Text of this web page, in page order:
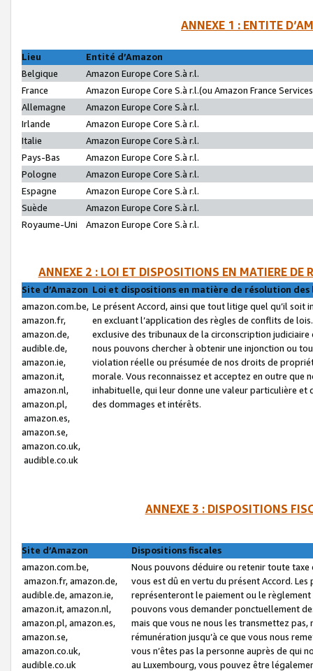
ANNEXE 1 : ENTITE
Lieu
Entité d’Amazon
Belgique
Amazon Europe Core S.à r.l.
France
Amazon Europe Core S.à r.l.(ou Amazon France
Allemagne
Amazon Europe Core S.à r.l.
Irlande
Amazon Europe Core S.à r.l.
Italie
Amazon Europe Core S.à r.l.
Pays-Bas
Amazon Europe Core S.à r.l.
Pologne
Amazon Europe Core S.à r.l.
Espagne
Amazon Europe Core S.à r.l.
Suède
Amazon Europe Core S.à r.l.
Royaume-Uni
Amazon Europe Core S.à r.l.
ANNEXE 2 : LOI ET DISPOSITIONS EN MATIERE DE
Site d’Amazon Loi et dispositions en matière de résolution
amazon.com.be,
amazon.fr,
amazon.de,
audible.de,
amazon.ie,
amazon.it,
amazon.nl,
amazon.pl,
amazon.es,
amazon.se,
amazon.co.uk,
audible.co.uk
Le présent Accord, ainsi que tout litige quel qu’il soit
en excluant l’application des règles de conflits de
exclusive des tribunaux de la circonscription
nous pouvons chercher à obtenir une injonction ou
violation réelle ou présumée de nos droits de
morale. Vous reconnaissez et acceptez en outre que
inhabituelle, qui leur donne une valeur particulière
des dommages et intérêts.
ANNEXE 3 : DISPOSITIONS
Site d’Amazon
Dispositions fiscales
amazon.com.be,
amazon.fr, amazon.de,
audible.de, amazon.ie,
amazon.it, amazon.nl,
amazon.pl, amazon.es,
amazon.se,
amazon.co.uk,
audible.co.uk
Nous pouvons déduire ou retenir toute
vous est dû en vertu du présent Accord.
représenteront le paiement ou le
pouvons vous demander ponctuellement
mais que vous ne nous les transmettez
rémunération jusqu’à ce que vous nous
vous n’êtes pas la personne auprès de qui
au Luxembourg, vous pouvez être